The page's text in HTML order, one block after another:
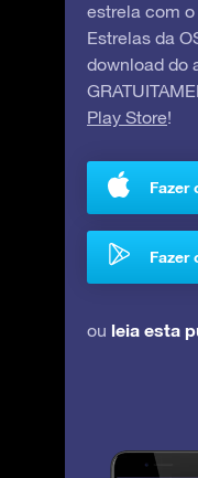
estrela com
Estrelas da
download do
Play Store!
Fazer
Fazer
ou leia esta